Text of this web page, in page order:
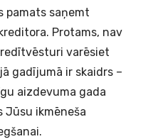
pamats saņemt
Protams, nav
varēsiet
gadījumā ir skaidrs –
aizdevuma gada
Jūsu ikmēneša